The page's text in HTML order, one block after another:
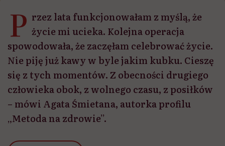
P rzez lata funkcjonowałam z myślą, że
życie mi ucieka. Kolejna operacja
spowodowała, że zaczęłam celebrować życie.
Nie piję już kawy w byle jakim kubku. Cieszę
się z tych momentów. Z obecności drugiego
człowieka obok, z wolnego czasu, z posiłków
– mówi Agata Śmietana, autorka profilu
„Metoda na zdrowie”.